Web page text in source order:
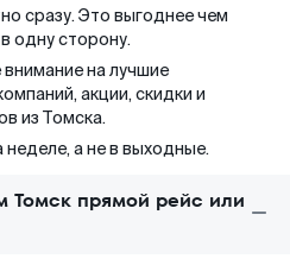
сразу. Это выгоднее чем
одну сторону.
на лучшие
акции, скидки и
из Томска.
неделе, а не в выходные.
Томск прямой рейс или